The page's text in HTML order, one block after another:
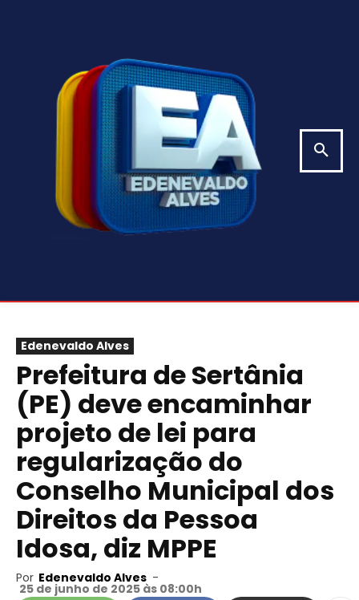
Edenevaldo Alves
Prefeitura de Sertânia
(PE) deve encaminhar
projeto de lei para
regularização do
Conselho Municipal dos
Direitos da Pessoa
Idosa, diz MPPE
Por Edenevaldo Alves -
25 de junho de 2025 às 08:00h